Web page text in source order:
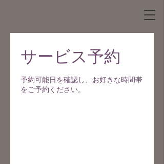
サービス予約
予約可能日を確認し、お好きな時間帯
をご予約ください。